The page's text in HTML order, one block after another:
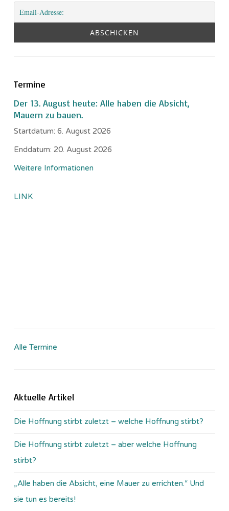
Termine
Der 13. August heute: Alle haben die Absicht,
Mauern zu bauen.
Startdatum: 6. August 2026
Enddatum: 20. August 2026
Weitere Informationen
LINK
Alle Termine
Aktuelle Artikel
Die Hoffnung stirbt zuletzt – welche Hoffnung stirbt?
Die Hoffnung stirbt zuletzt – aber welche Hoffnung
stirbt?
„Alle haben die Absicht, eine Mauer zu errichten.“ Und
sie tun es bereits!